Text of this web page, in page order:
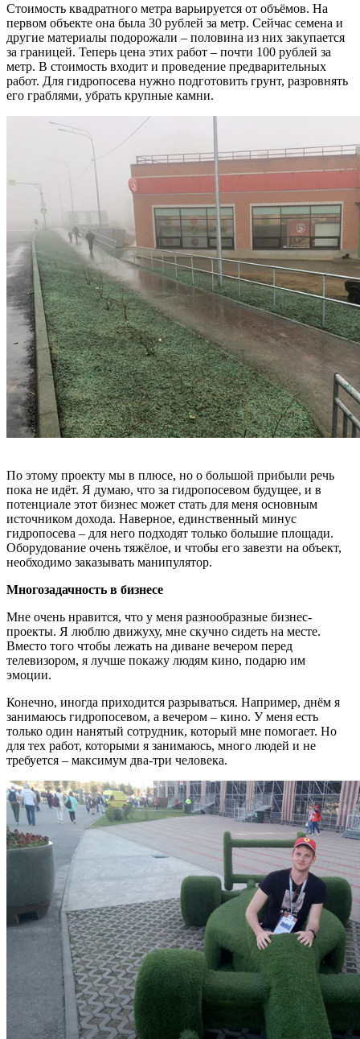
Стоимость квадратного метра варьируется от объёмов. На
первом объекте она была 30 рублей за метр. Сейчас семена и
другие материалы подорожали – половина из них закупается
за границей. Теперь цена этих работ – почти 100 рублей за
метр. В стоимость входит и проведение предварительных
работ. Для гидропосева нужно подготовить грунт, разровнять
его граблями, убрать крупные камни.
По этому проекту мы в плюсе, но о большой прибыли речь
пока не идёт. Я думаю, что за гидропосевом будущее, и в
потенциале этот бизнес может стать для меня основным
источником дохода. Наверное, единственный минус
гидропосева – для него подходят только большие площади.
Оборудование очень тяжёлое, и чтобы его завезти на объект,
необходимо заказывать манипулятор.
Многозадачность в бизнесе
Мне очень нравится, что у меня разнообразные бизнес-
проекты. Я люблю движуху, мне скучно сидеть на месте.
Вместо того чтобы лежать на диване вечером перед
телевизором, я лучше покажу людям кино, подарю им
эмоции.
Конечно, иногда приходится разрываться. Например, днём я
занимаюсь гидропосевом, а вечером – кино. У меня есть
только один нанятый сотрудник, который мне помогает. Но
для тех работ, которыми я занимаюсь, много людей и не
требуется – максимум два-три человека.